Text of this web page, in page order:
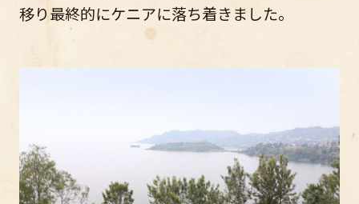
移り最終的にケニアに落ち着きました。